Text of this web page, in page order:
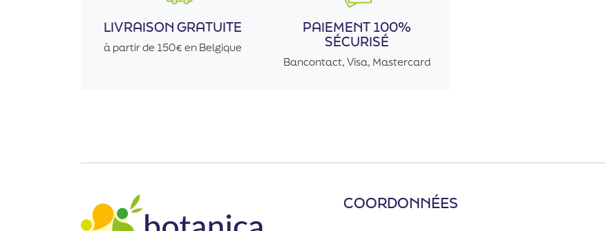
LIVRAISON GRATUITE
à partir de 150€ en Belgique
PAIEMENT 100%
SÉCURISÉ
Bancontact, Visa, Mastercard
COORDONNÉES